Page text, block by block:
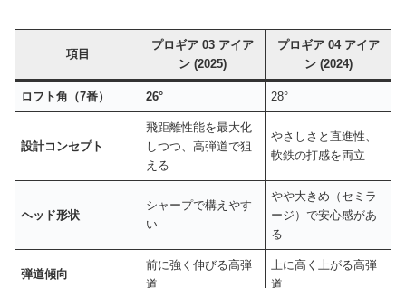
項目
プロギア 03 アイア
ン (2025)
プロギア 04 アイア
ン (2024)
ロフト角（7番） 26° 28°
設計コンセプト
飛距離性能を最大化
しつつ、高弾道で狙
える
やさしさと直進性、
軟鉄の打感を両立
ヘッド形状
シャープで構えやす
い
やや大きめ（セミラ
ージ）で安心感があ
る
弾道傾向
前に強く伸びる高弾
道
上に高く上がる高弾
道